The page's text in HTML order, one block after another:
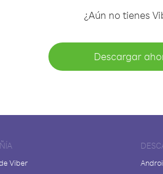
¿Aún no tienes
Descargar
Viber